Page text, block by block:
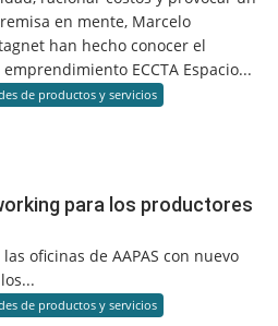
en mente, Marcelo
han hecho conocer el
ECCTA Espacio...
de productos y servicios
para los productores
oficinas de AAPAS con nuevo
de productos y servicios